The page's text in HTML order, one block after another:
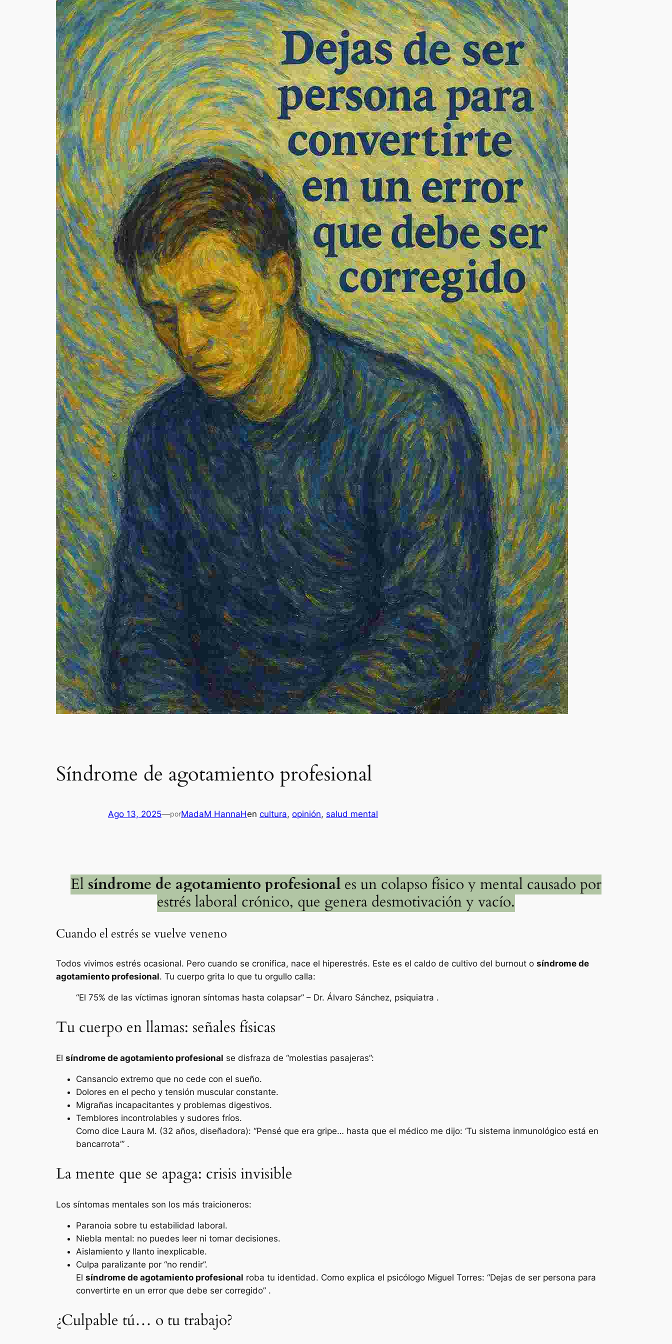
Síndrome de agotamiento profesional
Ago 13, 2025—porMadaM HannaHen cultura, opinión, salud mental
El síndrome de agotamiento profesional es un colapso físico y mental causado por
estrés laboral crónico, que genera desmotivación y vacío.
Cuando el estrés se vuelve veneno
Todos vivimos estrés ocasional. Pero cuando se cronifica, nace el hiperestrés. Este es el caldo de cultivo del burnout o síndrome de
agotamiento profesional. Tu cuerpo grita lo que tu orgullo calla:
“El 75% de las víctimas ignoran síntomas hasta colapsar” – Dr. Álvaro Sánchez, psiquiatra .
Tu cuerpo en llamas: señales físicas
El síndrome de agotamiento profesional se disfraza de “molestias pasajeras”:
Cansancio extremo que no cede con el sueño.
Dolores en el pecho y tensión muscular constante.
Migrañas incapacitantes y problemas digestivos.
Temblores incontrolables y sudores fríos.
Como dice Laura M. (32 años, diseñadora): “Pensé que era gripe… hasta que el médico me dijo: ‘Tu sistema inmunológico está en
bancarrota’” .
La mente que se apaga: crisis invisible
Los síntomas mentales son los más traicioneros:
Paranoia sobre tu estabilidad laboral.
Niebla mental: no puedes leer ni tomar decisiones.
Aislamiento y llanto inexplicable.
Culpa paralizante por “no rendir”.
El síndrome de agotamiento profesional roba tu identidad. Como explica el psicólogo Miguel Torres: “Dejas de ser persona para
convertirte en un error que debe ser corregido” .
¿Culpable tú… o tu trabajo?